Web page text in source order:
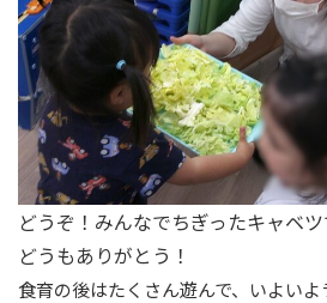
どうぞ！みんなでちぎったキャベツ
どうもありがとう！
食育の後はたくさん遊んで、いよいよ